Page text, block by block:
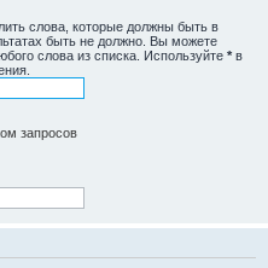
слова, которые должны быть в
быть не должно. Вы можете
слова из списка. Используйте * в
запросов